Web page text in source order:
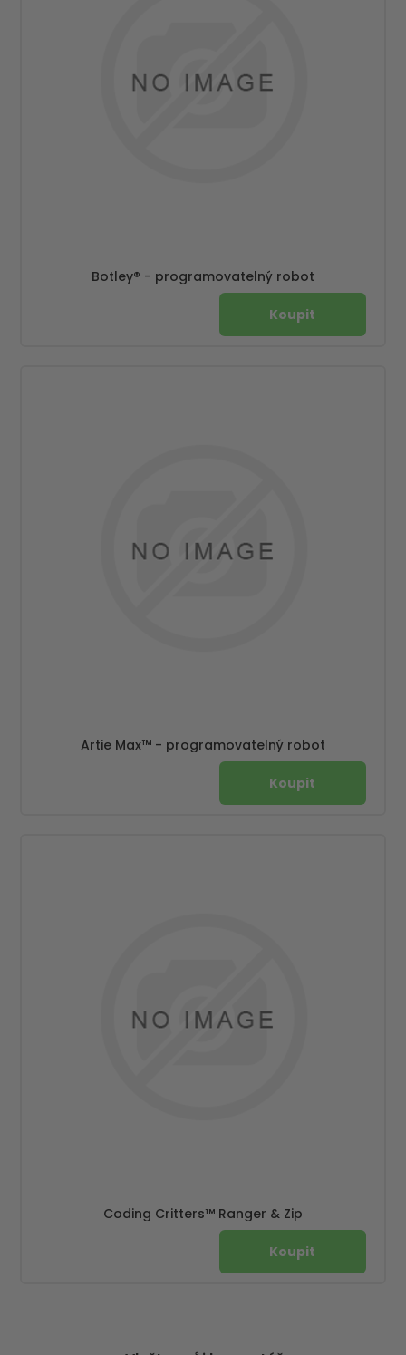
Botley® - programovatelný robot
Artie Max™ - programovatelný robot
Coding Critters™ Ranger & Zip